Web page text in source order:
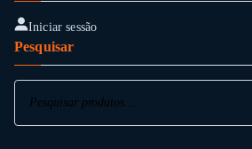
Iniciar sessão
Pesquisar